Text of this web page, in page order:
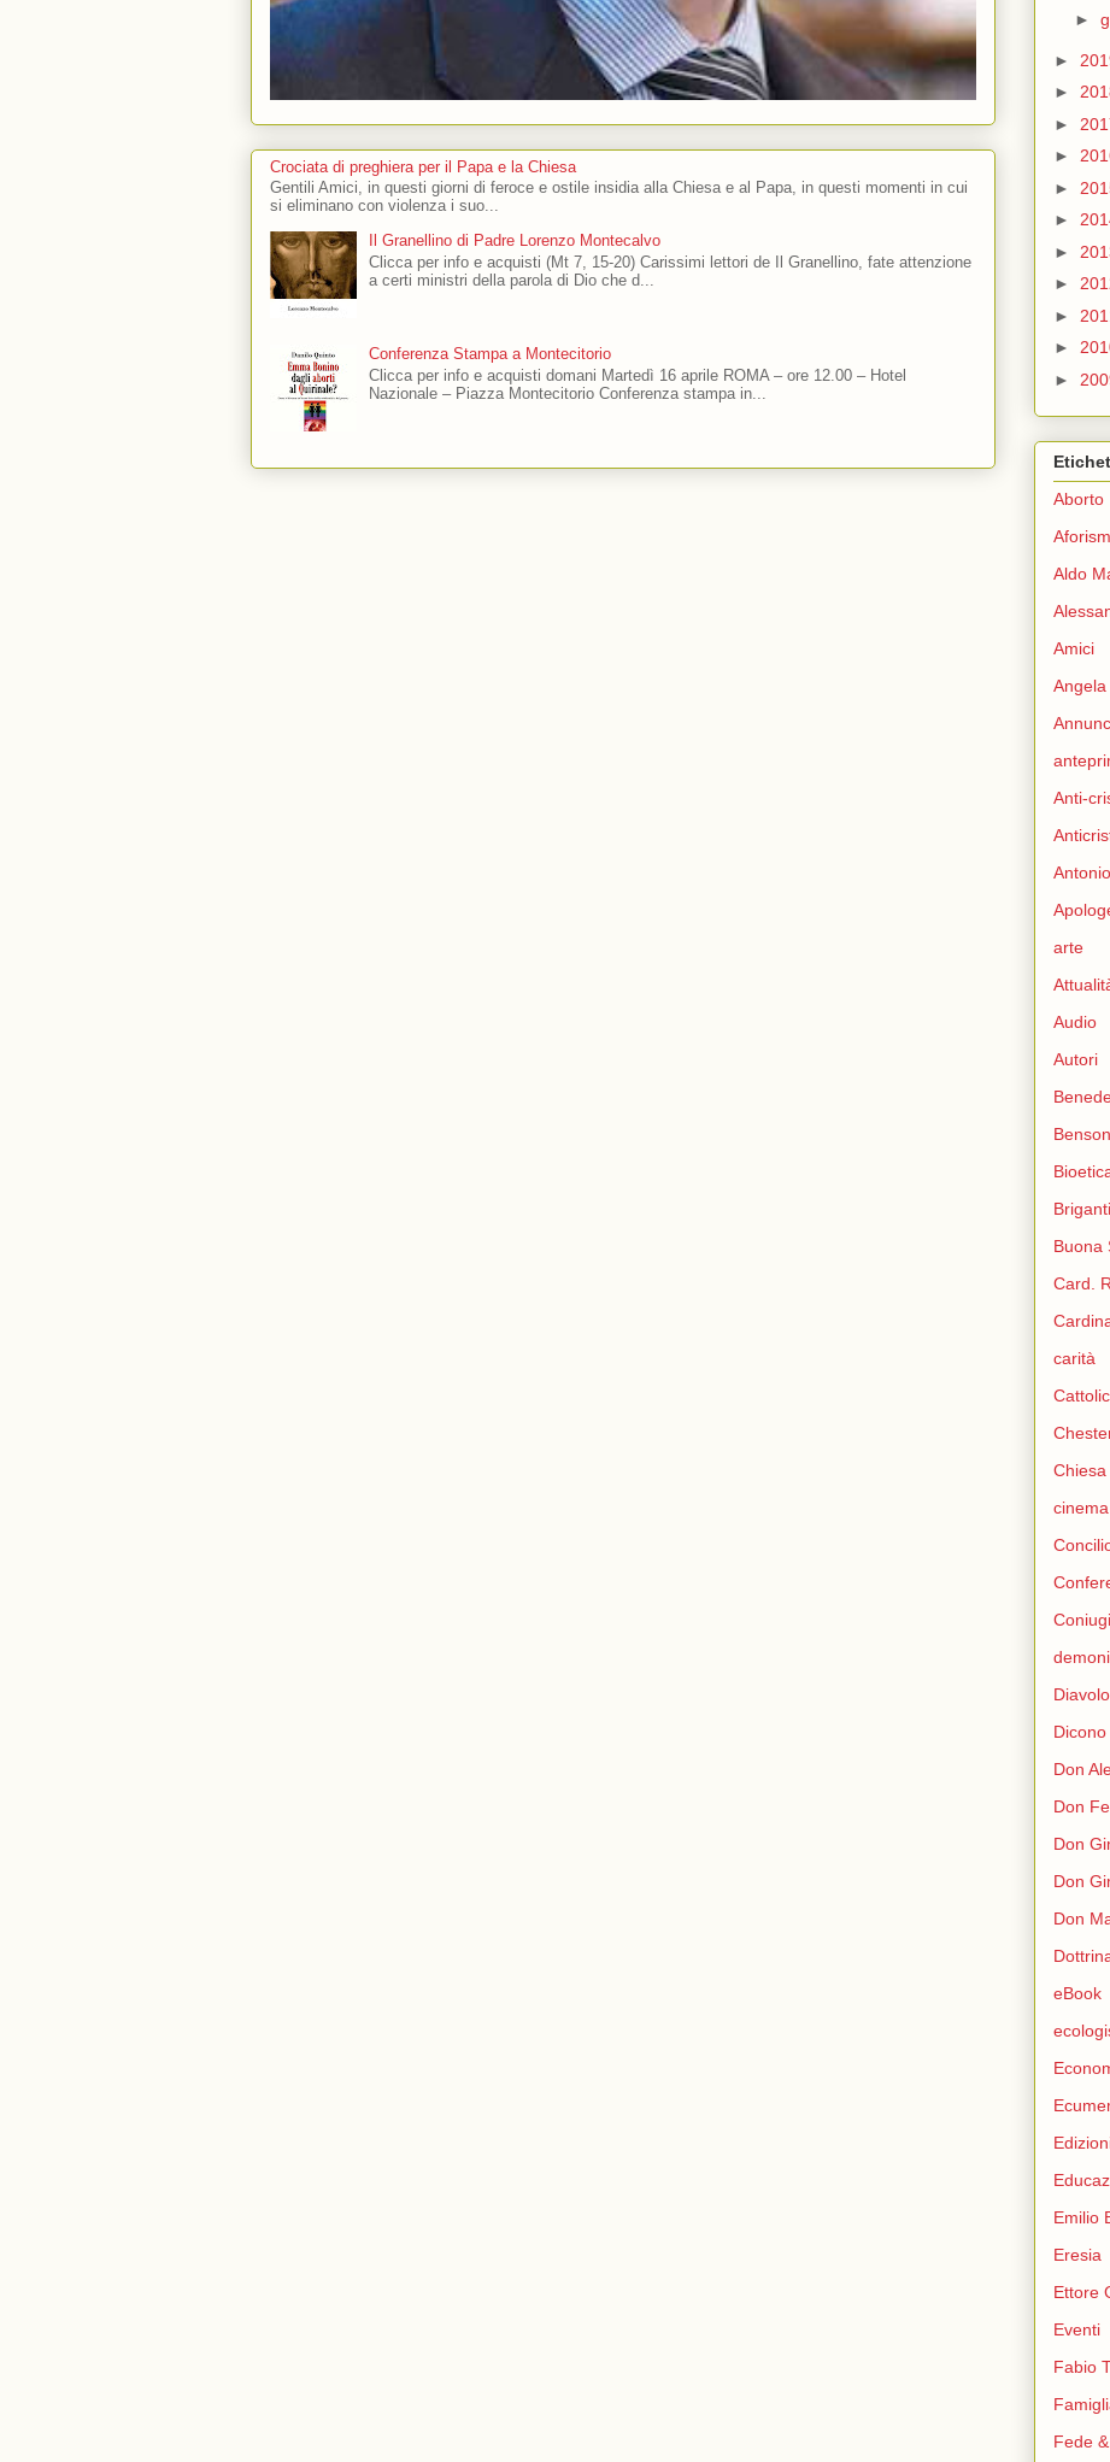
Crociata di preghiera per il Papa e la Chiesa
Gentili Amici, in questi giorni di feroce e ostile insidia alla Chiesa e al Papa, in questi momenti in cui
si eliminano con violenza i suo...
Il Granellino di Padre Lorenzo Montecalvo
Clicca per info e acquisti (Mt 7, 15-20) Carissimi lettori de Il Granellino, fate attenzione
a certi ministri della parola di Dio che d...
Conferenza Stampa a Montecitorio
Clicca per info e acquisti domani Martedì 16 aprile ROMA – ore 12.00 – Hotel
Nazionale – Piazza Montecitorio Conferenza stampa in...
►
►
►
►
►
►
►
►
►
►
►
►
Aborto
Aldo
Amici
Anti-
arte
Audio
Autori
Benson
Briganti
Buona
Card.
carità
Chiesa
cinema
Diavolo
Don
Don
Don
Don
Don
eBook
Emilio
Eresia
Ettore
Eventi
Fabio
Fede